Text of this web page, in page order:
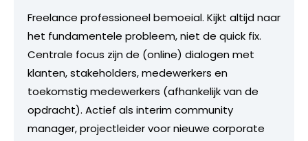
Freelance professioneel bemoeial. Kijkt altijd naar
het fundamentele probleem, niet de quick fix.
Centrale focus zijn de (online) dialogen met
klanten, stakeholders, medewerkers en
toekomstig medewerkers (afhankelijk van de
opdracht). Actief als interim community
manager, projectleider voor nieuwe corporate